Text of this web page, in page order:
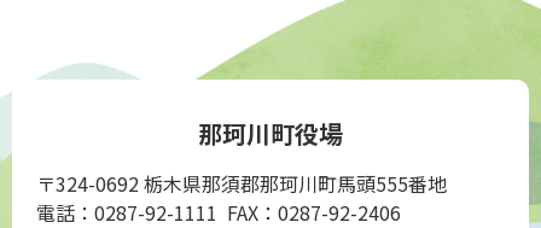
那珂川町役場
〒324-0692 栃木県那須郡那珂川町馬頭555番地
電話：0287-92-1111 FAX：0287-92-2406